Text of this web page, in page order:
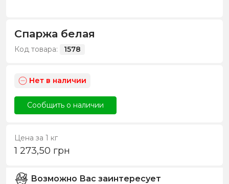
Спаржа белая
Код товара: 1578
Нет в наличии
Сообщить о наличии
Цена за 1 кг
1 273,50 грн
Возможно Вас заинтересует